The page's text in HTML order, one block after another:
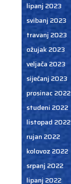
lipanj 2023
svibanj 2023
travanj 2023
ožujak 2023
veljača 2023
siječanj 2023
prosinac 2022
studeni 2022
listopad 2022
rujan 2022
kolovoz 2022
srpanj 2022
lipanj 2022